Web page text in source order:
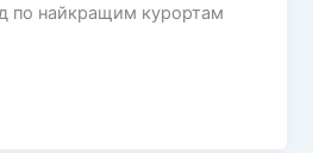
по найкращим курортам